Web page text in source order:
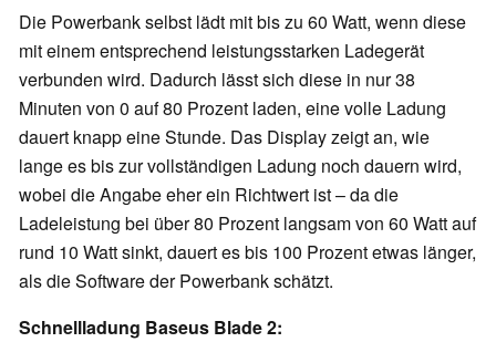
Die Powerbank selbst lädt mit bis zu 60 Watt, wenn diese
mit einem entsprechend leistungsstarken Ladegerät
verbunden wird. Dadurch lässt sich diese in nur 38
Minuten von 0 auf 80 Prozent laden, eine volle Ladung
dauert knapp eine Stunde. Das Display zeigt an, wie
lange es bis zur vollständigen Ladung noch dauern wird,
wobei die Angabe eher ein Richtwert ist – da die
Ladeleistung bei über 80 Prozent langsam von 60 Watt auf
rund 10 Watt sinkt, dauert es bis 100 Prozent etwas länger,
als die Software der Powerbank schätzt.
Schnellladung Baseus Blade 2: